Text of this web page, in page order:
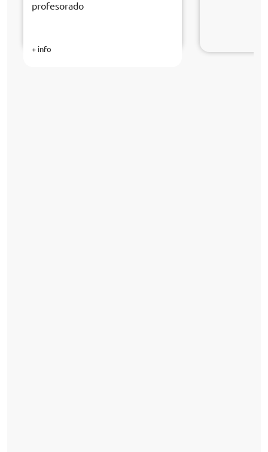
profesorado
+ info